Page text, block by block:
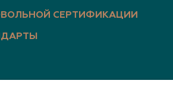
СЕРТИФИКАЦИИ